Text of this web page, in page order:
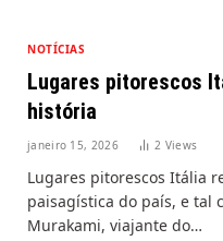
NOTÍCIAS
Lugares pitorescos
história
janeiro 15, 2026 2 Views
Lugares pitorescos Itália
paisagística do país, e tal
Murakami, viajante do…